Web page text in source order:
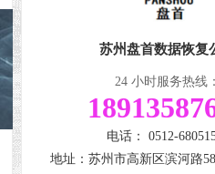
苏州盘首数据恢复
24 小时服务热线：
电话： 0512-
地址：苏州市高新区滨河路